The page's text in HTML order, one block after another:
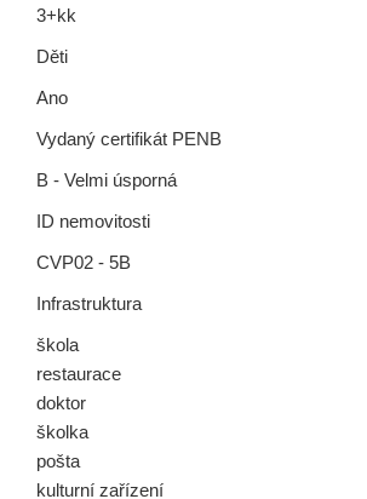
3+kk
Děti
Ano
Vydaný certifikát PENB
B - Velmi úsporná
ID nemovitosti
CVP02 - 5B
Infrastruktura
škola
restaurace
doktor
školka
pošta
kulturní zařízení